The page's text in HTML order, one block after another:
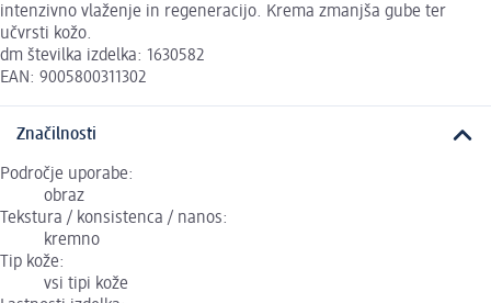
intenzivno vlaženje in regeneracijo. Krema zmanjša gube ter
učvrsti kožo.
dm številka izdelka: 1630582
EAN: 9005800311302
Značilnosti
Področje uporabe:
obraz
Tekstura / konsistenca / nanos:
kremno
Tip kože:
vsi tipi kože